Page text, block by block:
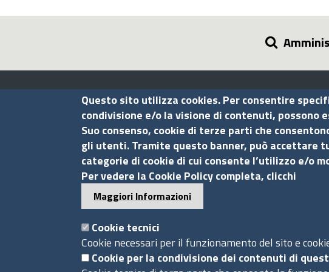
Assocamerestero
Contatti
Via G.B. Morgagni, 13 - 00161 Roma
Tel.: +39 06 44231314
P.Iva 01898631005
C.F. 07888290587
info.assocamerestero@legalmail.it
info@assocamerestero.it
Questo sito utilizza cookies. Per consentire
condivisione e/o la visione di contenuti, possono
Suo consenso, cookie di terze parti che
gli utenti. Tramite questo banner, può accettare
categorie di cookie di cui consente l’utilizzo e/o
Per vedere la Cookie Policy completa, clicchi
Maggiori Informazioni
Cookie tecnici
Cookie necessari per il funzionamento del sito e
Cookie per la condivisione dei contenuti di